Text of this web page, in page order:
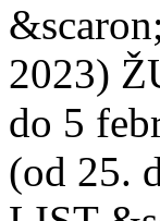
2023)
do 5
(od 25.